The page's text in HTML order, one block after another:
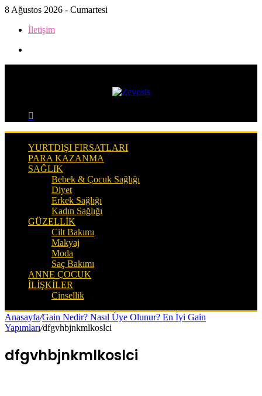
8 Ağustos 2026 - Cumartesi
İletişim
yap
...
YURTDIŞI FIRSATLARI
PARA KAZANMA
SAĞLIK
Bebek & Çocuk Sağlığı
Diyet
Erkek Sağlığı
Kadın Sağlığı
GÜZELLIK
Cilt Bakımı
Makyaj
Moda
Saç Bakımı
ANNE ÇOCUK
İLIŞKILER
Cinsellik
Anasayfa/Gain Nedir? Nasıl Üye Olunur? En İyi Gain
Yapımları/dfgvhbjnkmlkoslci
dfgvhbjnkmlkoslci